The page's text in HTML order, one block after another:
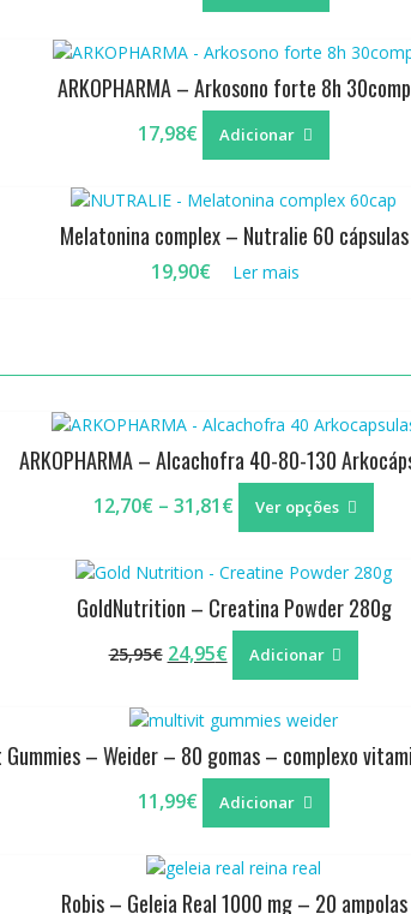
ARKOPHARMA – Arkosono forte 8h 30comp
17,98€ Adicionar
Melatonina complex – Nutralie 60 cápsulas
19,90€ Ler mais
ARKOPHARMA – Alcachofra 40-80-130
12,70€ – 31,81€Price
range:
through
31,81€
Ver opções
The
on
GoldNutrition – Creatina Powder 280g
25,95€ O
era:
25,95€.
24,95€O
preço
é:
24,95€.
Adicionar
– Weider – 80 gomas – complexo
11,99€ Adicionar
Robis – Geleia Real 1000 mg – 20 ampolas